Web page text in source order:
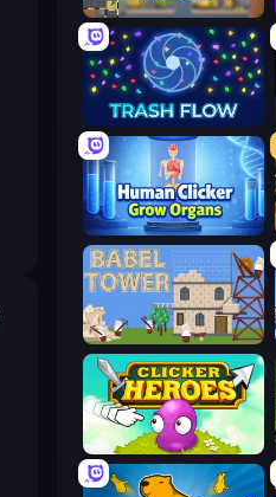
Leek Factory Tycoon
Trash Flow
Human Clicker: Grow Organs
Babel Tower
Clicker Heroes